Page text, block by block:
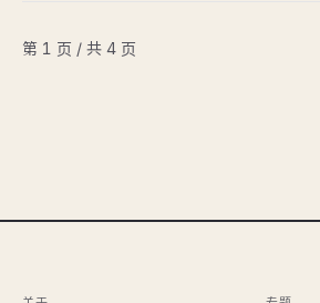
第 1 页 / 共 4 页